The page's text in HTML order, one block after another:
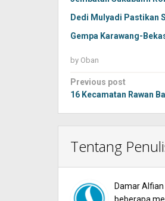
Dedi Mulyadi Pastikan
Gempa Karawang-
by Oban
Post
navigation
Previous post
16 Kecamatan Rawan
Tentang
Damar